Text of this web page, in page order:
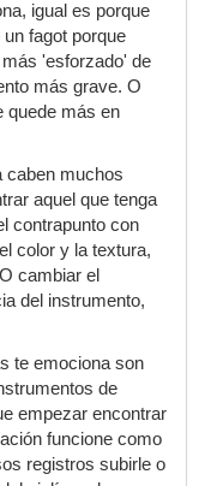
igual es porque
fagot porque
'esforzado' de
más grave. O
quede más en
caben muchos
aquel que tenga
contrapunto con
color y la textura,
cambiar el
del instrumento,
te emociona son
de
empezar encontrar
funcione como
registros subirle o